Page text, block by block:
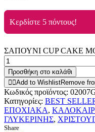
Κερδίστε 5 πόντους!
ΣΑΠΟΥΝΙ CUP CAKE
Προσθήκη στο καλάθι
Add to WishlistRemove
Κωδικός προϊόντος:
Κατηγορίες: BEST
ΕΠΟΧΙΑΚΑ,
ΓΛΥΚΕΡΙΝΗΣ,
Share